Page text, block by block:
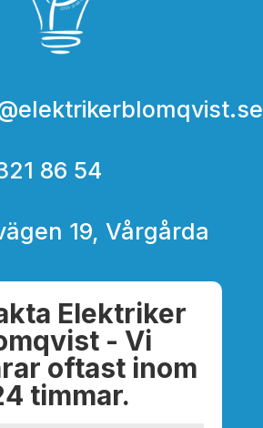
86 54
19, Vårgårda
Elektriker
- Vi
oftast inom
timmar.